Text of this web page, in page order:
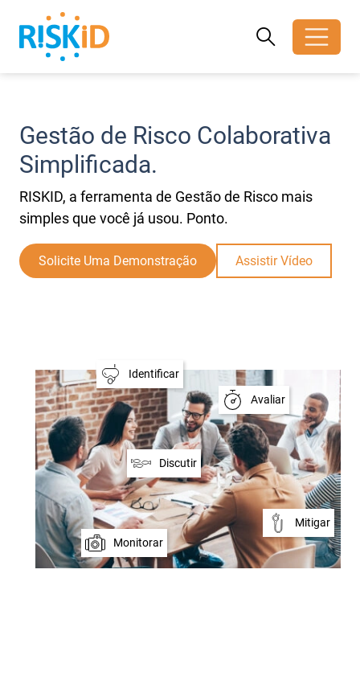
Search
Search
Gestão de Risco Colaborativa
Simplificada.
RISKID, a ferramenta de Gestão de Risco mais
simples que você já usou. Ponto.
Solicite Uma Demonstração Assistir Vídeo
Identificar
Avaliar
Monitorar
Mitigar
Discutir
Compartilhado
Simples
Rápido